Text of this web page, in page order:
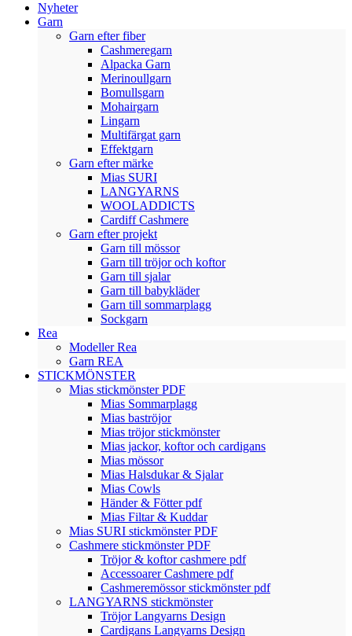
Nyheter
Garn
Garn efter fiber
Cashmeregarn
Alpacka Garn
Merinoullgarn
Bomullsgarn
Mohairgarn
Lingarn
Multifärgat garn
Effektgarn
Garn efter märke
Mias SURI
LANGYARNS
WOOLADDICTS
Cardiff Cashmere
Garn efter projekt
Garn till mössor
Garn till tröjor och koftor
Garn till sjalar
Garn till babykläder
Garn till sommarplagg
Sockgarn
Rea
Modeller Rea
Garn REA
STICKMÖNSTER
Mias stickmönster PDF
Mias Sommarplagg
Mias baströjor
Mias tröjor stickmönster
Mias jackor, koftor och cardigans
Mias mössor
Mias Halsdukar & Sjalar
Mias Cowls
Händer & Fötter pdf
Mias Filtar & Kuddar
Mias SURI stickmönster PDF
Cashmere stickmönster PDF
Tröjor & koftor cashmere pdf
Accessoarer Cashmere pdf
Cashmeremössor stickmönster pdf
LANGYARNS stickmönster
Tröjor Langyarns Design
Cardigans Langyarns Design